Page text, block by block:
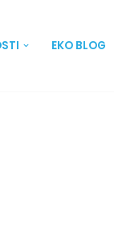
EKO BLOG